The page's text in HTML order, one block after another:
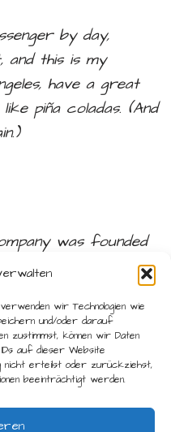
wir Technologien wie
und/oder darauf
zustimmst, können wir Daten
auf dieser Website
nicht erteilst oder zurückziehst,
beeinträchtigt werden.
by day,
and this is my
have a great
piña coladas. (And
was founded
quality
XYZ employs over
kinds of awesome
go to